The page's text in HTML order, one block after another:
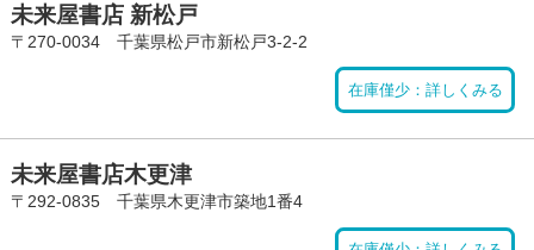
未来屋書店 新松戸
〒270-0034 千葉県松戸市新松戸3-2-2
在庫僅少：詳しくみる
未来屋書店木更津
〒292-0835 千葉県木更津市築地1番4